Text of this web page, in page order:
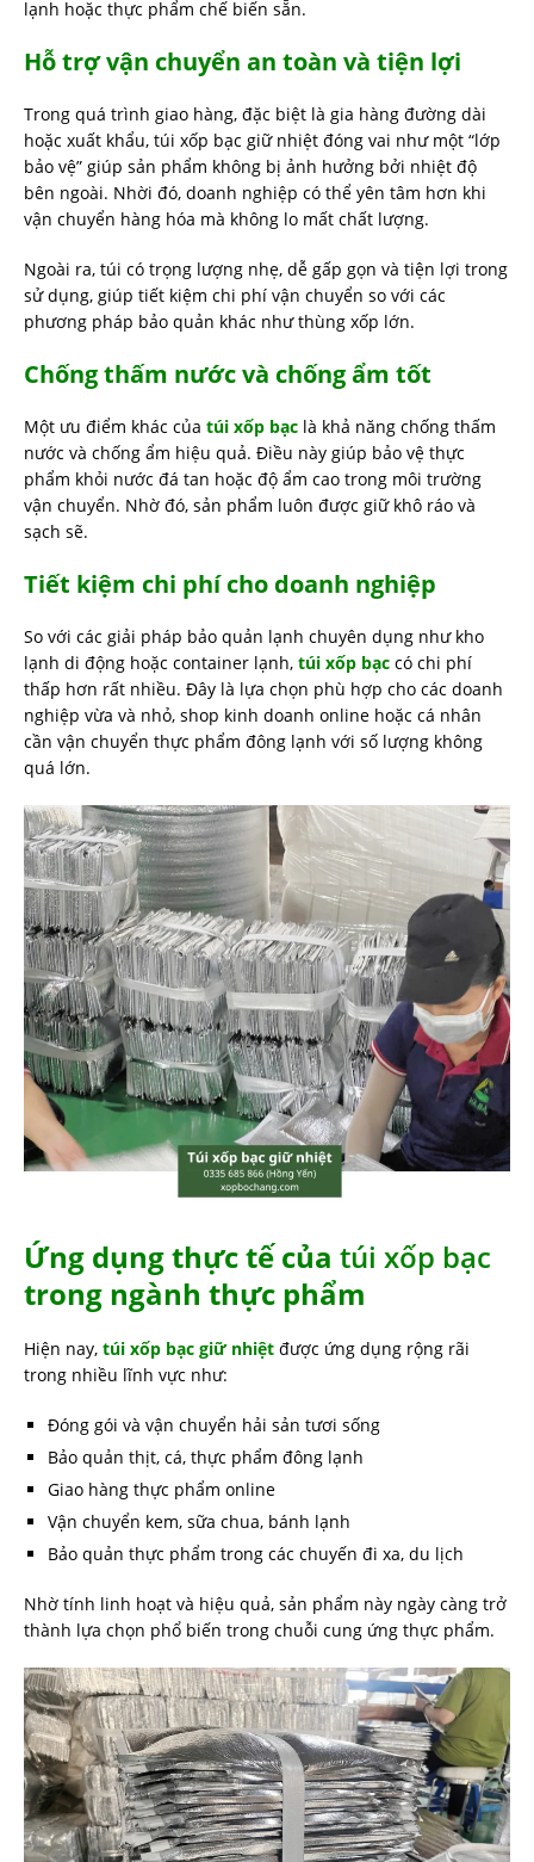
lạnh hoặc thực phẩm chế biến sẵn.
Hỗ trợ vận chuyển an toàn và tiện lợi
Trong quá trình giao hàng, đặc biệt là gia hàng đường dài
hoặc xuất khẩu, túi xốp bạc giữ nhiệt đóng vai như một “lớp
bảo vệ” giúp sản phẩm không bị ảnh hưởng bởi nhiệt độ
bên ngoài. Nhời đó, doanh nghiệp có thể yên tâm hơn khi
vận chuyển hàng hóa mà không lo mất chất lượng.
Ngoài ra, túi có trọng lượng nhẹ, dễ gấp gọn và tiện lợi trong
sử dụng, giúp tiết kiệm chi phí vận chuyển so với các
phương pháp bảo quản khác như thùng xốp lớn.
Chống thấm nước và chống ẩm tốt
Một ưu điểm khác của túi xốp bạc là khả năng chống thấm
nước và chống ẩm hiệu quả. Điều này giúp bảo vệ thực
phẩm khỏi nước đá tan hoặc độ ẩm cao trong môi trường
vận chuyển. Nhờ đó, sản phẩm luôn được giữ khô ráo và
sạch sẽ.
Tiết kiệm chi phí cho doanh nghiệp
So với các giải pháp bảo quản lạnh chuyên dụng như kho
lạnh di động hoặc container lạnh, túi xốp bạc có chi phí
thấp hơn rất nhiều. Đây là lựa chọn phù hợp cho các doanh
nghiệp vừa và nhỏ, shop kinh doanh online hoặc cá nhân
cần vận chuyển thực phẩm đông lạnh với số lượng không
quá lớn.
Ứng dụng thực tế của túi xốp bạc
trong ngành thực phẩm
Hiện nay, túi xốp bạc giữ nhiệt được ứng dụng rộng rãi
trong nhiều lĩnh vực như:
Đóng gói và vận chuyển hải sản tươi sống
Bảo quản thịt, cá, thực phẩm đông lạnh
Giao hàng thực phẩm online
Vận chuyển kem, sữa chua, bánh lạnh
Bảo quản thực phẩm trong các chuyến đi xa, du lịch
Nhờ tính linh hoạt và hiệu quả, sản phẩm này ngày càng trở
thành lựa chọn phổ biến trong chuỗi cung ứng thực phẩm.